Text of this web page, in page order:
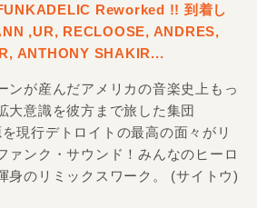
Reworked !! 到着し
,UR, RECLOOSE, ANDRES,
ANTHONY SHAKIR...
ンが産んだアメリカの音楽史上もっ
大意識を彼方まで旅した集団
現行デトロイトの最高の面々がリ
ァンク・サウンド！みんなのヒーロ
身のリミックスワーク。 (サイトウ)